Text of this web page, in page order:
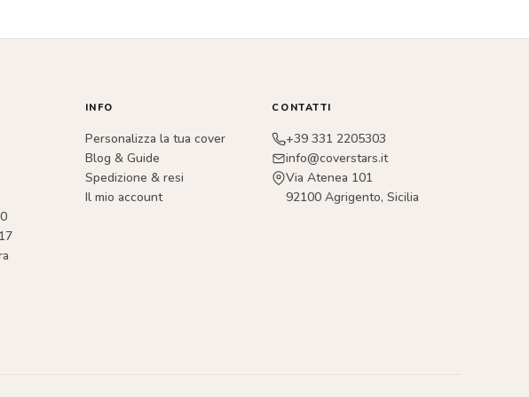
opzioni
pagina
INFO
Personalizza la tua cover
Blog & Guide
Spedizione & resi
Il mio account
CONTATTI
+39 331 2205303
info@coverstars.it
Via Atenea 101
92100 Agrigento, Sicilia